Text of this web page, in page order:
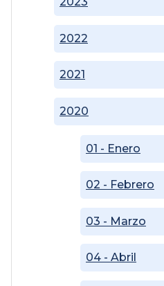
2020
01 - Enero
02 - Febrero
03 - Marzo
04 - Abril
2021
2022